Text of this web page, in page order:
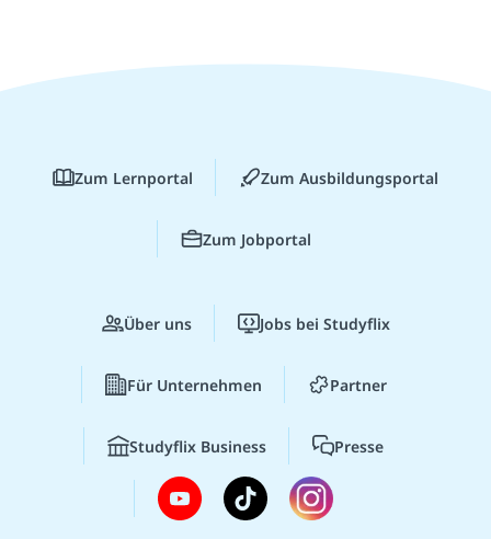
Zum Lernportal Zum Ausbildungsportal
Zum Jobportal
Über uns Jobs bei Studyflix
Für Unternehmen Partner
Studyflix Business Presse